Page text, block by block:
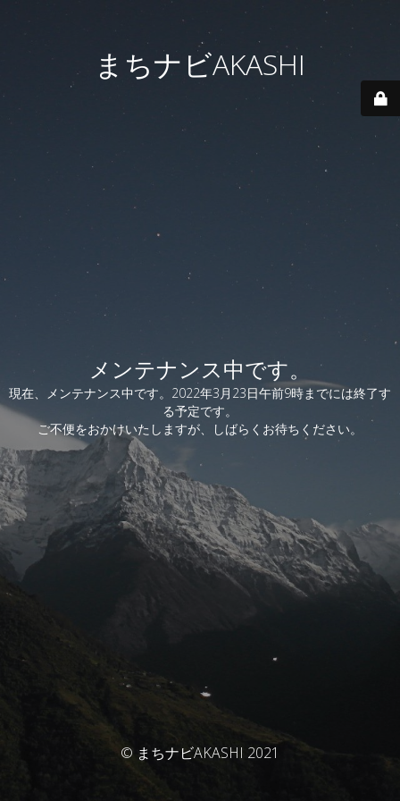
まちナビAKASHI
メンテナンス中です。
現在、メンテナンス中です。2022年3月23日午前9時までには終了す
る予定です。
ご不便をおかけいたしますが、しばらくお待ちください。
© まちナビAKASHI 2021